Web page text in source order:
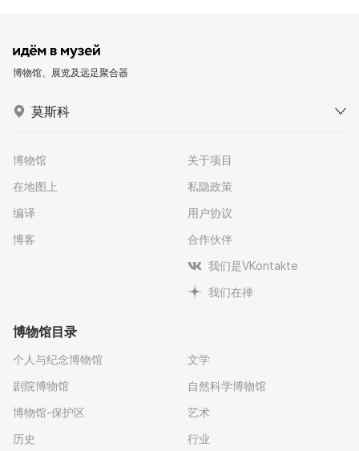
博物馆、展览及远足聚合器
莫斯科
博物馆
在地图上
编译
博客
关于项目
私隐政策
用户协议
合作伙伴
我们是VKontakte
我们在禅
博物馆目录
个人与纪念博物馆
剧院博物馆
博物馆-保护区
历史
文学
自然科学博物馆
艺术
行业